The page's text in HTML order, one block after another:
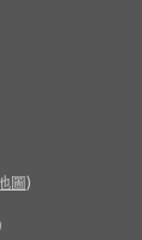
圖)